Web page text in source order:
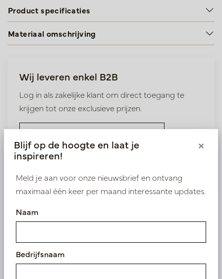
Product specificaties
Materiaal omschrijving
Wij leveren enkel B2B
Log in als zakelijke klant om direct toegang te
krijgen tot onze exclusieve prijzen.
Vergelijkbare
producten
Blijf op de hoogte en laat je
inspireren!
×
Meld je aan voor onze nieuwsbrief en ontvang
maximaal één keer per maand interessante updates.
Naam
Bedrijfsnaam